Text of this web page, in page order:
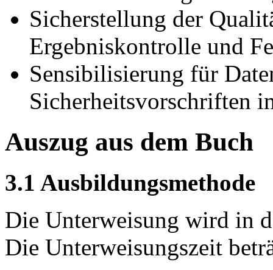
Sicherstellung der
Ergebniskontrolle und
Sensibilisierung für
Sicherheitsvorschriften
Auszug aus dem Buch
3.1 Ausbildungsmethode
Die Unterweisung wird in
Die Unterweisungszeit